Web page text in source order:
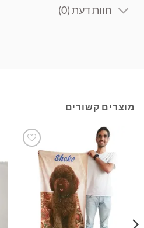
חוות דעת (0)
מוצרים קשורים